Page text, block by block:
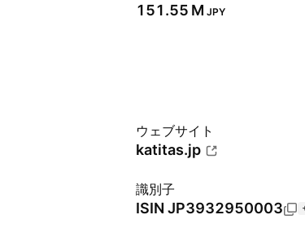
‪151.55 M‬ JPY
ウェブサイト
katitas.jp
識別子
ISIN JP3932950003